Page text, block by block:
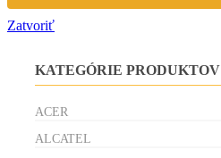
Zatvoriť
KATEGÓRIE PRODUKTOV
ACER
ALCATEL